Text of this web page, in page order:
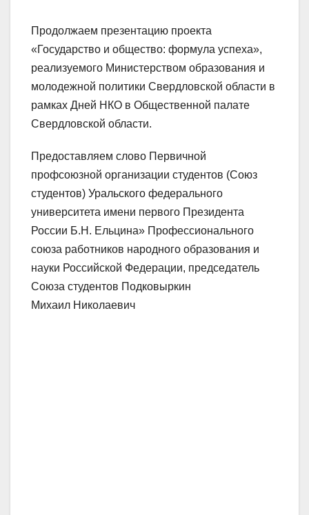
Продолжаем презентацию проекта
«Государство и общество: формула успеха»,
реализуемого Министерством образования и
молодежной политики Свердловской области в
рамках Дней НКО в Общественной палате
Свердловской области.
Предоставляем слово Первичной
профсоюзной организации студентов (Союз
студентов) Уральского федерального
университета имени первого Президента
России Б.Н. Ельцина» Профессионального
союза работников народного образования и
науки Российской Федерации, председатель
Союза студентов Подковыркин
Михаил Николаевич